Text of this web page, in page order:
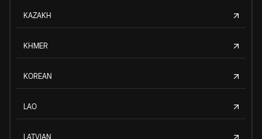
KAZAKH
KHMER
KOREAN
LAO
LATVIAN